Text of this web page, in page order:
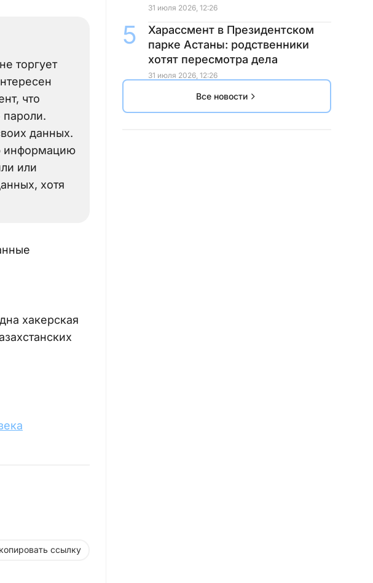
торгует
что
данных.
информацию
или
хотя
хакерская
ссылку
31 июля 2026, 12:26
Харассмент в Президентском
парке Астаны: родственники
хотят пересмотра дела
31 июля 2026, 12:26
Все новости